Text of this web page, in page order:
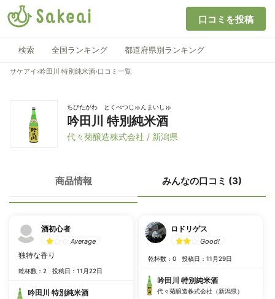
口コミを投稿
検索 全国ランキング 都道府県別ランキング
サケアイ ›吟田川 特別純米酒›口コミ一覧
ちびたがわ とくべつじゅんまいしゅ
吟田川 特別純米酒
代々菊醸造株式会社 / 新潟県
商品情報 みんなの口コミ (3)
酒初心者
Average
独特な香り
乾杯数：2 投稿日：11月22日
吟田川 特別純米酒
ロドリゲス
Good!
乾杯数：0 投稿日：11月29日
吟田川 特別純米酒
代々菊醸造株式会社（新潟県）